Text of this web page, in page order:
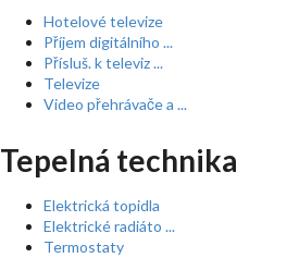
Hotelové televize
Příjem digitálního ...
Přísluš. k televiz ...
Televize
Video přehrávače a ...
Tepelná technika
Elektrická topidla
Elektrické radiáto ...
Termostaty